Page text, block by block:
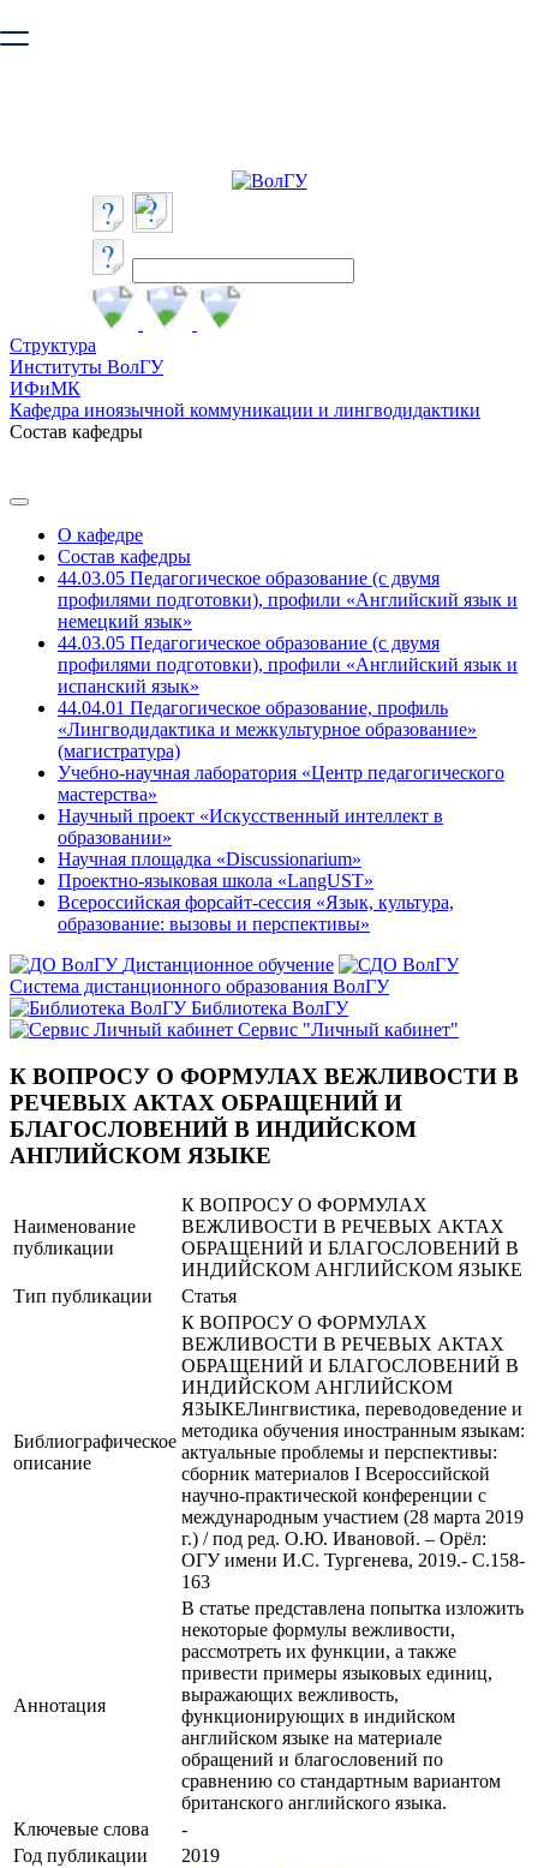
безопасную работу с сайтом. Пожалуйста
Структура
Институты ВолГУ
ИФиМК
Кафедра иноязычной коммуникации и лингводидактики
Состав кафедры
О кафедре
Состав кафедры
44.03.05 Педагогическое образование (с двумя
профилями подготовки), профили «Английский язык и
немецкий язык»
44.03.05 Педагогическое образование (с двумя
профилями подготовки), профили «Английский язык и
испанский язык»
44.04.01 Педагогическое образование, профиль
«Лингводидактика и межкультурное образование»
(магистратура)
Учебно-научная лаборатория «Центр педагогического
мастерства»
Научный проект «Искусственный интеллект в
образовании»
Научная площадка «Discussionarium»
Проектно-языковая школа «LangUST»
Всероссийская форсайт-сессия «Язык, культура,
образование: вызовы и перспективы»
Дистанционное обучение
Система дистанционного образования ВолГУ
Библиотека ВолГУ
Сервис "Личный кабинет"
К ВОПРОСУ О ФОРМУЛАХ ВЕЖЛИВОСТИ В
РЕЧЕВЫХ АКТАХ ОБРАЩЕНИЙ И
БЛАГОСЛОВЕНИЙ В ИНДИЙСКОМ
АНГЛИЙСКОМ ЯЗЫКЕ
Наименование
публикации
К ВОПРОСУ О ФОРМУЛАХ
ВЕЖЛИВОСТИ В РЕЧЕВЫХ АКТАХ
ОБРАЩЕНИЙ И БЛАГОСЛОВЕНИЙ В
ИНДИЙСКОМ АНГЛИЙСКОМ ЯЗЫКЕ
Тип публикации
Статья
Библиографическое
описание
К ВОПРОСУ О ФОРМУЛАХ
ВЕЖЛИВОСТИ В РЕЧЕВЫХ АКТАХ
ОБРАЩЕНИЙ И БЛАГОСЛОВЕНИЙ В
ИНДИЙСКОМ АНГЛИЙСКОМ
ЯЗЫКЕЛингвистика, переводоведение и
методика обучения иностранным языкам:
актуальные проблемы и перспективы:
сборник материалов I Всероссийской
научно-практической конференции с
международным участием (28 марта 2019
г.) / под ред. О.Ю. Ивановой. – Орёл:
ОГУ имени И.С. Тургенева, 2019.- С.158-
163
Аннотация
В статье представлена попытка изложить
некоторые формулы вежливости,
рассмотреть их функции, а также
привести примеры языковых единиц,
выражающих вежливость,
функционирующих в индийском
английском языке на материале
обращений и благословений по
сравнению со стандартным вариантом
британского английского языка.
Ключевые cлова
-
Год публикации
2019